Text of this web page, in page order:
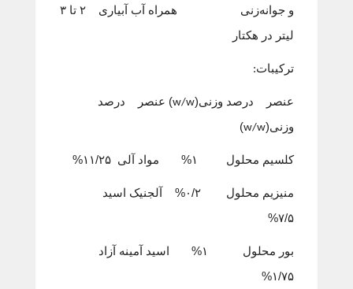
و جوانه‌زنی همراه آب آبیاری ۲ تا ۳
لیتر در هکتار
ترکیبات:
عنصر درصد وزنی(w/w) عنصر درصد
وزنی(w/w
)
کلسیم محلول ۱% مواد آلی ۱۱/۲۵%
منیزیم محلول ۰/۲% آلجنیک اسید
۷/۵%
بور محلول ۱% اسید آمینه آزاد
۱/۷۵%